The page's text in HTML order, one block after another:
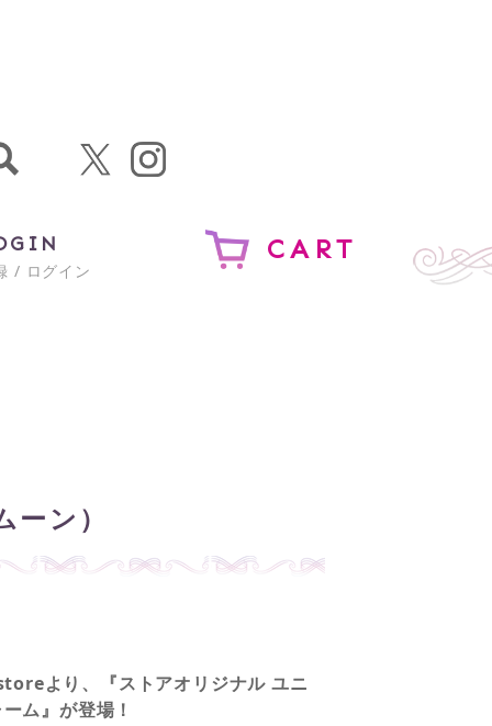
/ ログイン
CART
ン）
より、『ストアオリジナル ユニ
ム』が登場！